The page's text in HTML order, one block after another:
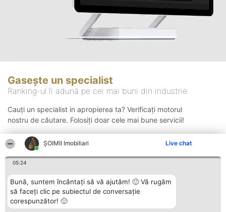
ȘOIMII Imobiliari Live chat
05:24
Bună, suntem încântați să vă ajutăm! 🙂 Vă rugăm
să faceți clic pe subiectul de conversație
corespunzător! 🙂
Gasește un specialist
Ranking-ul îi adună pe cei mai buni din industrie
Cauți un specialist in apropierea ta? Verificați motorul
nostru de căutare. Folosiți doar cele mai bune servicii!